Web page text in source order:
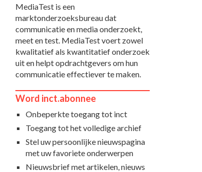
MediaTest is een
marktonderzoeksbureau dat
communicatie en media onderzoekt,
meet en test. MediaTest voert zowel
kwalitatief als kwantitatief onderzoek
uit en helpt opdrachtgevers om hun
communicatie effectiever te maken.
Word inct.abonnee
Onbeperkte toegang tot inct
Toegang tot het volledige archief
Stel uw persoonlijke nieuwspagina
met uw favoriete onderwerpen
Nieuwsbrief met artikelen, nieuws